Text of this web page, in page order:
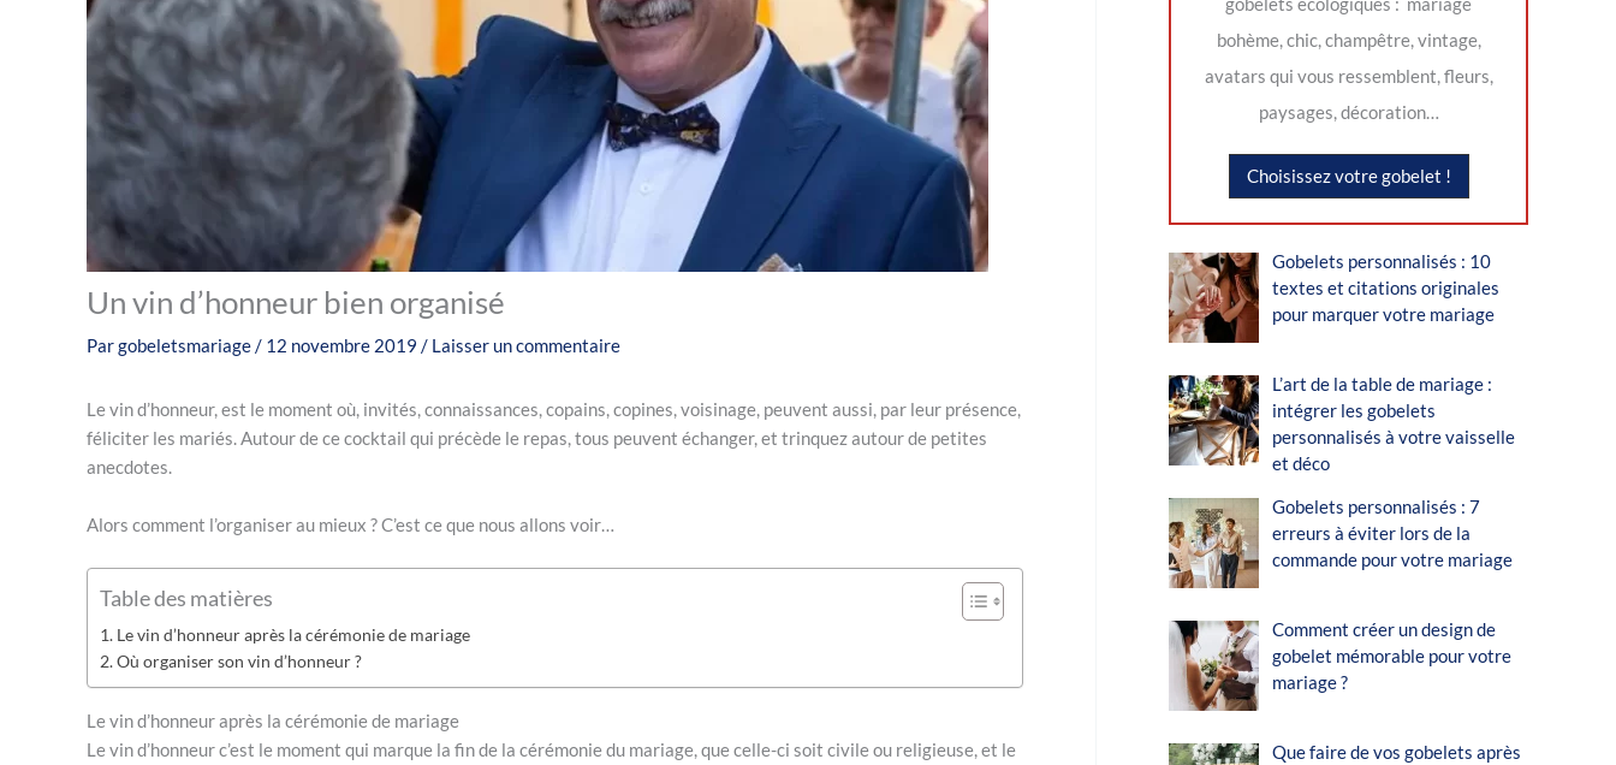
Un vin d’honneur bien organisé
Pargobeletsmariage/ 12 novembre 2019 / Laisser un commentaire
Le vin d’honneur, est le moment où, invités, connaissances, copains, copines, voisinage, peuvent aussi, par leur présence,
féliciter les mariés. Autour de ce cocktail qui précède le repas, tous peuvent échanger, et trinquez autour de petites
anecdotes.
Alors comment l’organiser au mieux ? C’est ce que nous allons voir…
Table des matières
Le vin d’honneur après la cérémonie de mariage
Où organiser son vin d’honneur ?
Le vin d’honneur après la cérémonie de mariage
Le vin d’honneur c’est le moment qui marque la fin de la cérémonie du mariage, que celle-ci soit civile ou religieuse, et le
bohème, chic, champêtre, vintage,
avatars qui vous ressemblent, fleurs,
paysages, décoration…
Choisissez votre gobelet !
Gobelets personnalisés : 10
textes et citations originales
pour marquer votre mariage
L’art de la table de mariage :
intégrer les gobelets
personnalisés à votre vaisselle
et déco
Gobelets personnalisés : 7
erreurs à éviter lors de la
commande pour votre mariage
Comment créer un design de
gobelet mémorable pour votre
mariage ?
Que faire de vos gobelets après